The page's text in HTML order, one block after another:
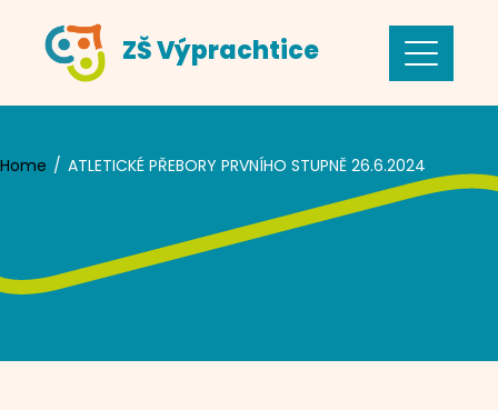
content
ZŠ Výprachtice
Home ATLETICKÉ PŘEBORY PRVNÍHO STUPNĚ 26.6.2024